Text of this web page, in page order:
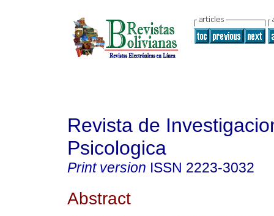
Revista de
Psicologica
Print version ISSN 2223-3032
Abstract